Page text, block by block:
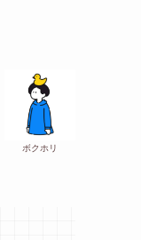
ボクホリ